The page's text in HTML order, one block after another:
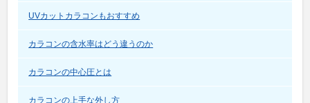
UVカットカラコンもおすすめ
カラコンの含水率はどう違うのか
カラコンの中心圧とは
カラコンの上手な外し方